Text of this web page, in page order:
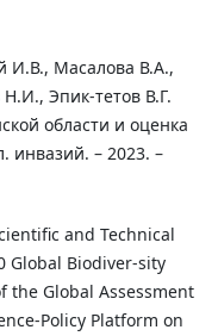
И.В., Масалова В.А.,
Эпик-тетов В.Г.
области и оценка
инвазий. – 2023. –
and Technical
Global Biodiver-sity
the Global Assessment
Policy Platform on